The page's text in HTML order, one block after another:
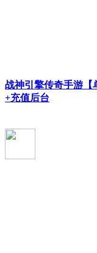
战神引擎传奇手游【
+充值后台